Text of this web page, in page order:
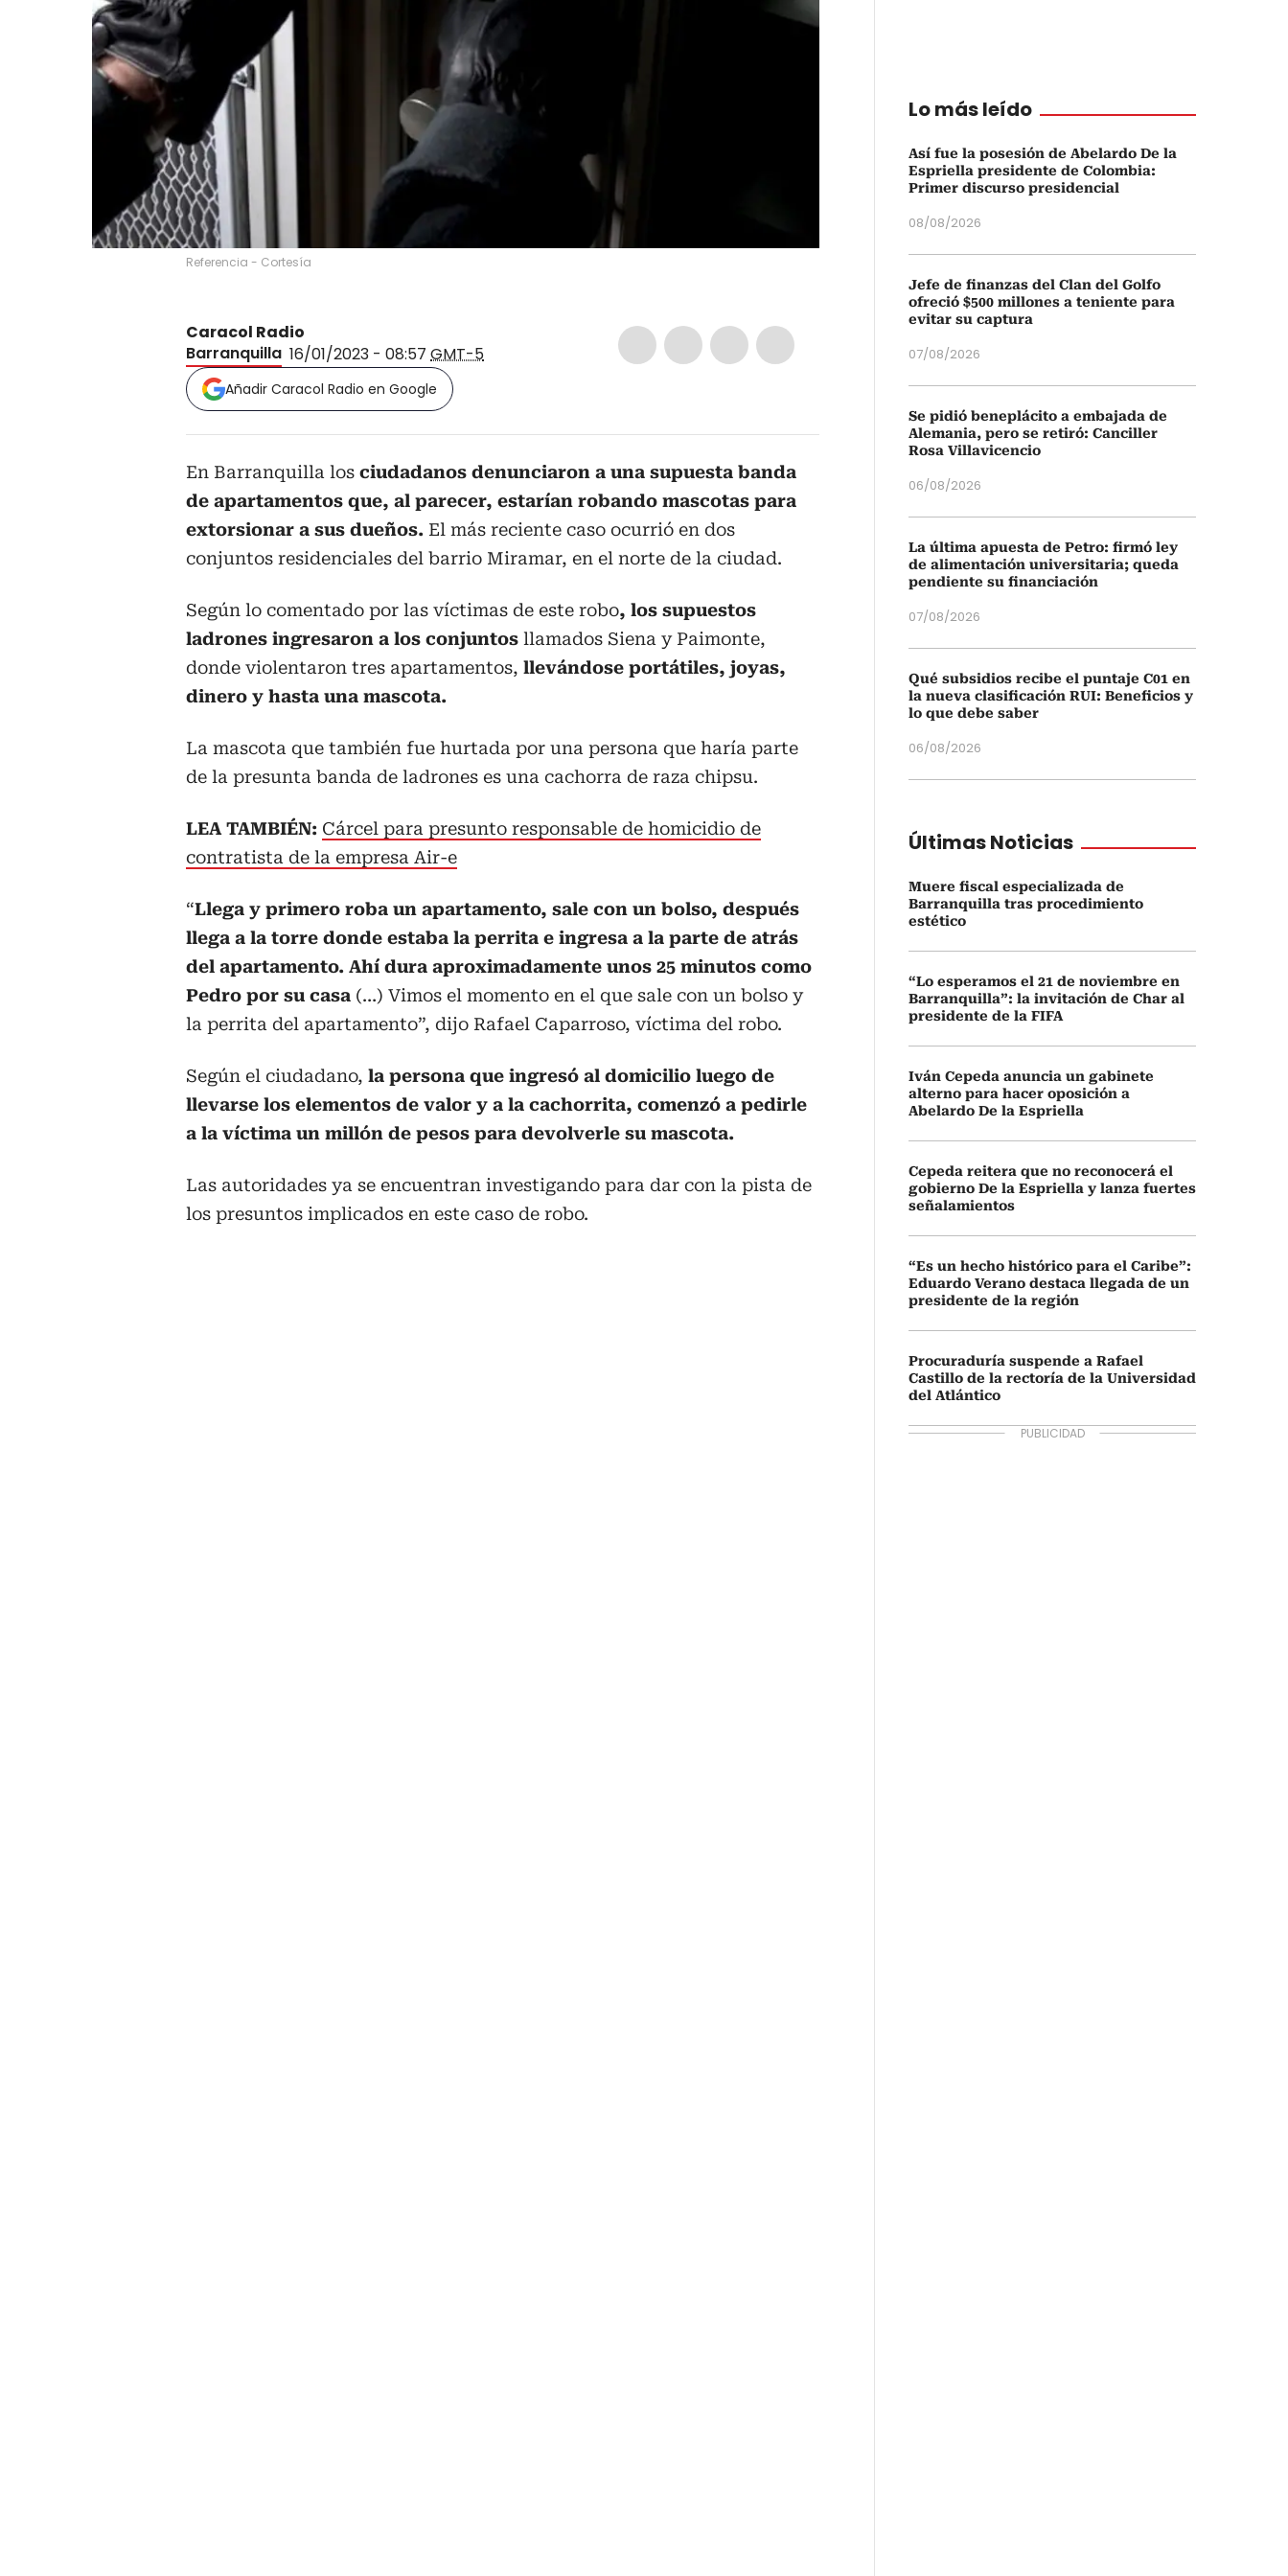
Referencia - Cortesía
Caracol Radio
Barranquilla 16/01/2023 - 08:57 GMT-5
Añadir Caracol Radio en Google
En Barranquilla los ciudadanos denunciaron a una supuesta banda
de apartamentos que, al parecer, estarían robando mascotas para
extorsionar a sus dueños. El más reciente caso ocurrió en dos
conjuntos residenciales del barrio Miramar, en el norte de la ciudad.
Según lo comentado por las víctimas de este robo, los supuestos
ladrones ingresaron a los conjuntos llamados Siena y Paimonte,
donde violentaron tres apartamentos, llevándose portátiles, joyas,
dinero y hasta una mascota.
La mascota que también fue hurtada por una persona que haría parte
de la presunta banda de ladrones es una cachorra de raza chipsu.
LEA TAMBIÉN: Cárcel para presunto responsable de homicidio de
contratista de la empresa Air-e
“Llega y primero roba un apartamento, sale con un bolso, después
llega a la torre donde estaba la perrita e ingresa a la parte de atrás
del apartamento. Ahí dura aproximadamente unos 25 minutos como
Pedro por su casa (…) Vimos el momento en el que sale con un bolso y
la perrita del apartamento”, dijo Rafael Caparroso, víctima del robo.
Según el ciudadano, la persona que ingresó al domicilio luego de
llevarse los elementos de valor y a la cachorrita, comenzó a pedirle
a la víctima un millón de pesos para devolverle su mascota.
Las autoridades ya se encuentran investigando para dar con la pista de
los presuntos implicados en este caso de robo.
Lo más leído
Así fue la posesión de Abelardo De la
Espriella presidente de Colombia:
Primer discurso presidencial
08/08/2026
Jefe de finanzas del Clan del Golfo
ofreció $500 millones a teniente para
evitar su captura
07/08/2026
Se pidió beneplácito a embajada de
Alemania, pero se retiró: Canciller
Rosa Villavicencio
06/08/2026
La última apuesta de Petro: firmó ley
de alimentación universitaria; queda
pendiente su financiación
07/08/2026
Qué subsidios recibe el puntaje C01 en
la nueva clasificación RUI: Beneficios y
lo que debe saber
06/08/2026
Últimas Noticias
Muere fiscal especializada de
Barranquilla tras procedimiento
estético
“Lo esperamos el 21 de noviembre en
Barranquilla”: la invitación de Char al
presidente de la FIFA
Iván Cepeda anuncia un gabinete
alterno para hacer oposición a
Abelardo De la Espriella
Cepeda reitera que no reconocerá el
gobierno De la Espriella y lanza fuertes
señalamientos
“Es un hecho histórico para el Caribe”:
Eduardo Verano destaca llegada de un
presidente de la región
Procuraduría suspende a Rafael
Castillo de la rectoría de la Universidad
del Atlántico